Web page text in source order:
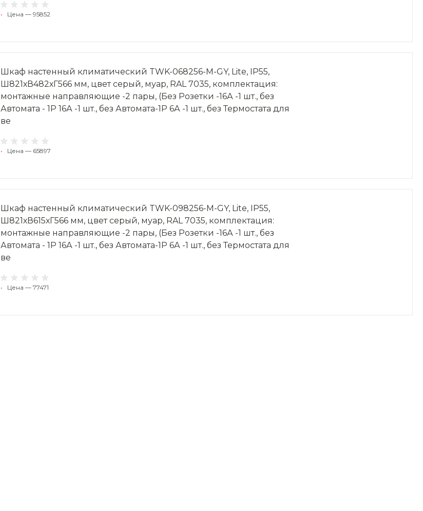
• Цена — 95852
Шкаф настенный климатический TWK-068256-M-GY, Lite, IP55,
Ш821хВ482хГ566 мм, цвет серый, муар, RAL 7035, комплектация:
монтажные направляющие -2 пары, (Без Розетки -16А -1 шт., без
Автомата - 1P 16А -1 шт., без Автомата-1P 6А -1 шт., без Термостата для
ве
• Цена — 65897
Шкаф настенный климатический TWK-098256-M-GY, Lite, IP55,
Ш821хВ615хГ566 мм, цвет серый, муар, RAL 7035, комплектация:
монтажные направляющие -2 пары, (Без Розетки -16А -1 шт., без
Автомата - 1P 16А -1 шт., без Автомата-1P 6А -1 шт., без Термостата для
ве
• Цена — 77471